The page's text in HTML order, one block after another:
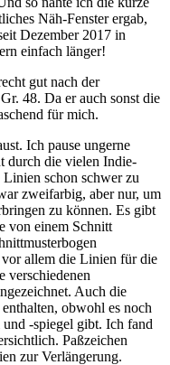
Näh-Fenster ergab,
Dezember 2017 in
einfach länger!
gut nach der
48. Da er auch sonst die
für mich.
Ich pause ungerne
durch die vielen Indie-
schon schwer zu
zweifarbig, aber nur, um
zu können. Es gibt
von einem Schnitt
allem die Linien für die
verschiedenen
Auch die
obwohl es noch
-spiegel gibt. Ich fand
Paßzeichen
zur Verlängerung.